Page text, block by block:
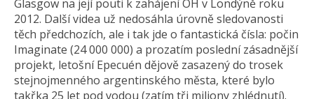
Glasgow na její pouti k zahájení OH v Londýně roku
2012. Další videa už nedosáhla úrovně sledovanosti
těch předchozích, ale i tak jde o fantastická čísla: počin
Imaginate (24 000 000) a prozatím poslední zásadnější
projekt, letošní Epecuén dějově zasazený do trosek
stejnojmenného argentinského města, které bylo
takřka 25 let pod vodou (zatím tři miliony zhlédnutí).